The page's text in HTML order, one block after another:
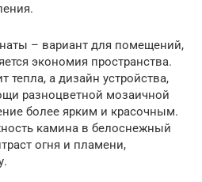
– вариант для помещений,
экономия пространства.
тепла, а дизайн устройства,
разноцветной мозаичной
более ярким и красочным.
камина в белоснежный
огня и пламени,